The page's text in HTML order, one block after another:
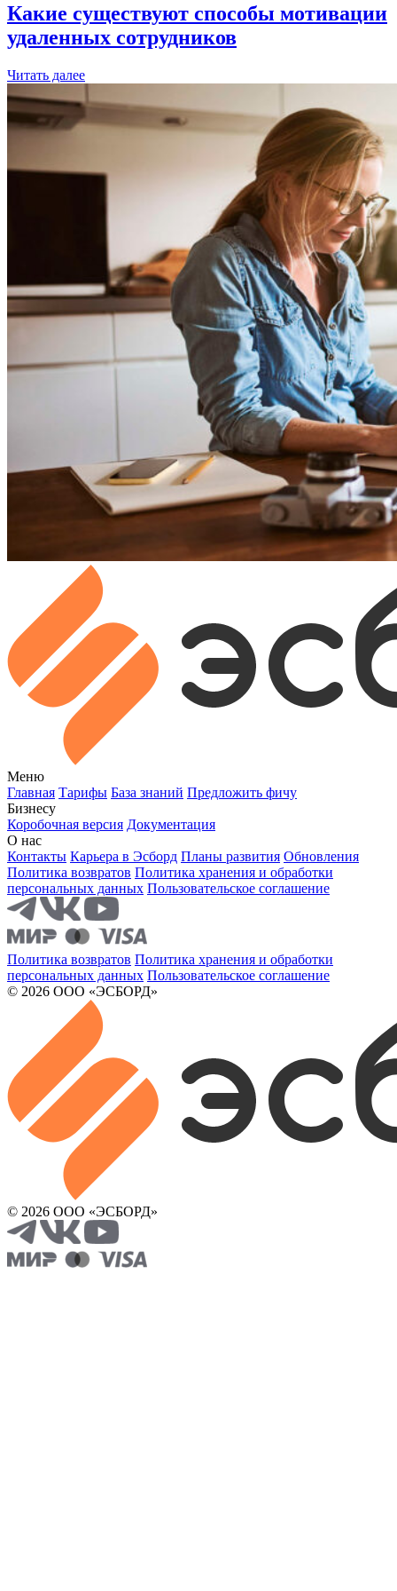
Какие существуют способы мотивации
удаленных сотрудников
Читать далее
Меню
Главная Тарифы База знаний Предложить фичу
Бизнесу
Коробочная версия Документация
О нас
Контакты Карьера в Эсборд Планы развития Обновления
Политика возвратов Политика хранения и обработки
персональных данных Пользовательское соглашение
Политика возвратов Политика хранения и обработки
персональных данных Пользовательское соглашение
© 2026 ООО «ЭСБОРД»
© 2026 ООО «ЭСБОРД»